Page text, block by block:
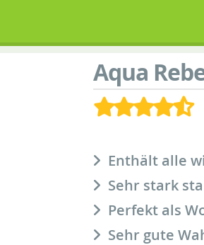
Aqua
Enthält alle
Sehr stark
Perfekt als
Sehr gute